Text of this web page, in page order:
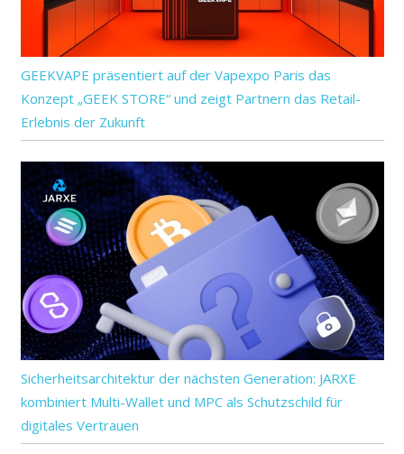
GEEKVAPE präsentiert auf der Vapexpo Paris das
Konzept „GEEK STORE“ und zeigt Partnern das Retail-
Erlebnis der Zukunft
Sicherheitsarchitektur der nächsten Generation: JARXE
kombiniert Multi-Wallet und MPC als Schutzschild für
digitales Vertrauen